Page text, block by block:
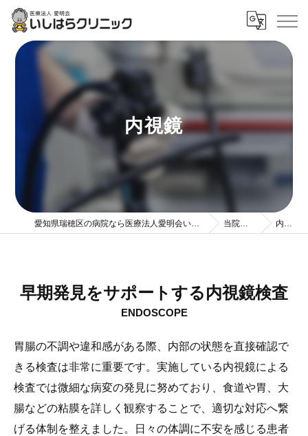
内視鏡
当院の特徴 内視鏡
早期発見をサポートする内視鏡検査
ENDOSCOPE
胃腸の不調や違和感がある際、内部の状態を直接確認で
きる検査は非常に重要です。実施している内視鏡による
検査では微細な病変の発見に努めており、食道や胃、大
腸などの粘膜を詳しく観察することで、適切な対応へ繋
げる体制を整えました。日々の体調に不安を感じる患者